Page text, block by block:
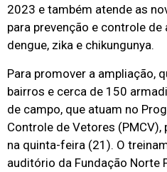
2023 e também atende as
para prevenção e controle
dengue, zika e chikungunya.
Para promover a ampliação,
bairros e cerca de 150
de campo, que atuam no
Controle de Vetores
na quinta-feira (21). O
auditório da Fundação Norte